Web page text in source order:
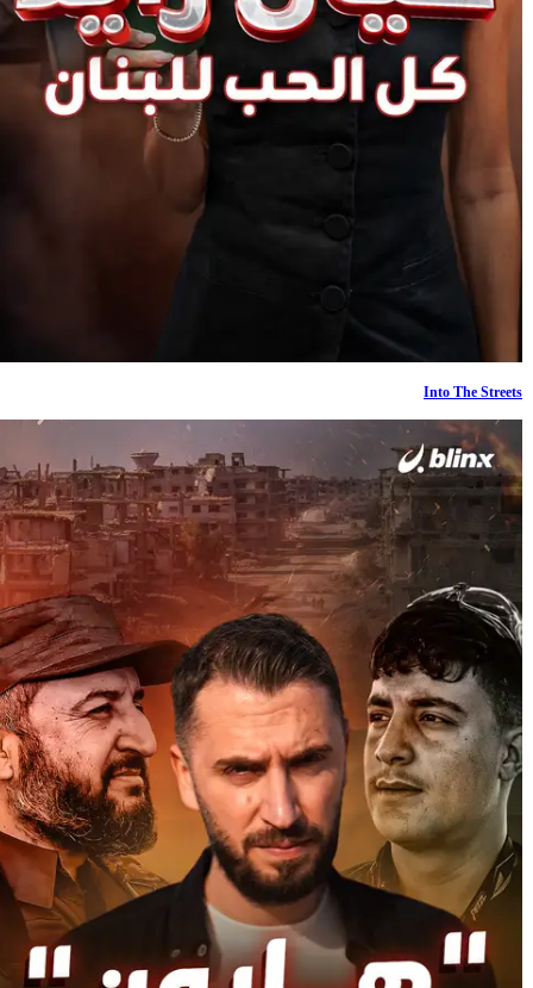
Into The Streets